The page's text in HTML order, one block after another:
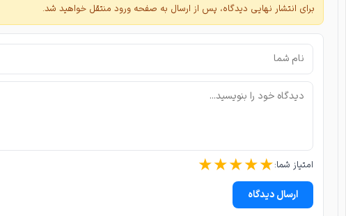
برای انتشار نهایی دیدگاه، پس از ارسال به صفحه ورود منتقل خواهید شد.
امتیاز شما: ★★★★★
ارسال دیدگاه